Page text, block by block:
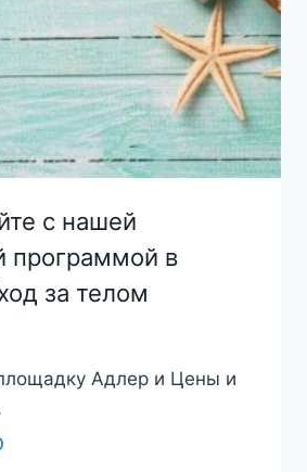
с нашей
программой в
за телом
Адлер и Цены и